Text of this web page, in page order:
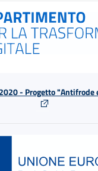
- Progetto